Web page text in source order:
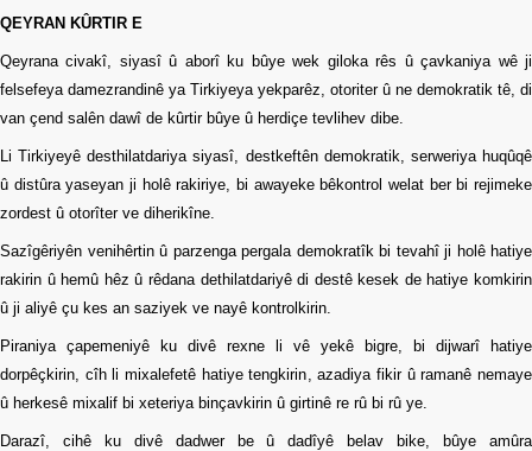
Deklerasyonlar
İLETIŞIM
QEYRAN KÛRTIR E
Qeyrana civakî, siyasî û aborî ku bûye wek giloka rês û çavkaniya wê ji
felsefeya damezrandinê ya Tirkiyeya yekparêz, otoriter û ne demokratik tê, di
van çend salên dawî de kûrtir bûye û herdiçe tevlihev dibe.
Li Tirkiyeyê desthilatdariya siyasî, destkeftên demokratik, serweriya huqûqê
û distûra yaseyan ji holê rakiriye, bi awayeke bêkontrol welat ber bi rejimeke
zordest û otorîter ve diherikîne.
Sazîgêriyên venihêrtin û parzenga pergala demokratîk bi tevahî ji holê hatiye
rakirin û hemû hêz û rêdana dethilatdariyê di destê kesek de hatiye komkirin
û ji aliyê çu kes an saziyek ve nayê kontrolkirin.
Piraniya çapemeniyê ku divê rexne li vê yekê bigre, bi dijwarî hatiye
dorpêçkirin, cîh li mixalefetê hatiye tengkirin, azadiya fikir û ramanê nemaye
û herkesê mixalif bi xeteriya binçavkirin û girtinê re rû bi rû ye.
Darazî, cihê ku divê dadwer be û dadîyê belav bike, bûye amûra